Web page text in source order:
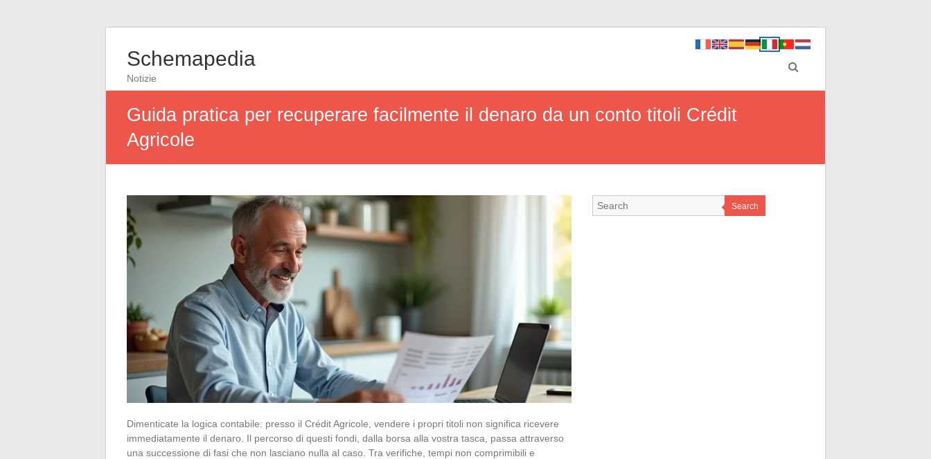
Schemapedia
Notizie
Guida pratica per recuperare facilmente il denaro da un conto titoli Crédit
Agricole
Dimenticate la logica contabile: presso il Crédit Agricole, vendere i propri titoli non significa ricevere
immediatamente il denaro. Il percorso di questi fondi, dalla borsa alla vostra tasca, passa attraverso
una successione di fasi che non lasciano nulla al caso. Tra verifiche, tempi non comprimibili e
Search